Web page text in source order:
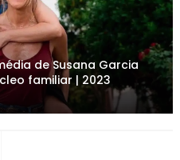
de Susana Garcia
familiar | 2023